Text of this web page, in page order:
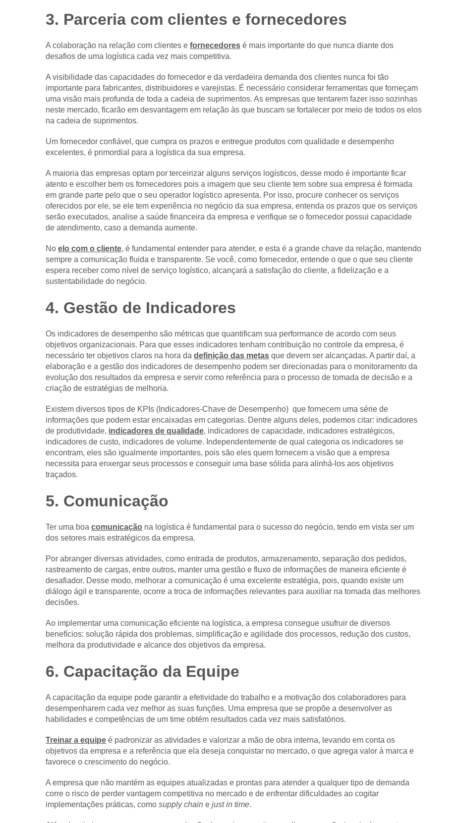
3. Parceria com clientes e fornecedores
A colaboração na relação com clientes e fornecedores é mais importante do que nunca diante dos
desafios de uma logística cada vez mais competitiva.
A visibilidade das capacidades do fornecedor e da verdadeira demanda dos clientes nunca foi tão
importante para fabricantes, distribuidores e varejistas. É necessário considerar ferramentas que forneçam
uma visão mais profunda de toda a cadeia de suprimentos. As empresas que tentarem fazer isso sozinhas
neste mercado, ficarão em desvantagem em relação às que buscam se fortalecer por meio de todos os elos
na cadeia de suprimentos.
Um fornecedor confiável, que cumpra os prazos e entregue produtos com qualidade e desempenho
excelentes, é primordial para a logística da sua empresa.
A maioria das empresas optam por terceirizar alguns serviços logísticos, desse modo é importante ficar
atento e escolher bem os fornecedores pois a imagem que seu cliente tem sobre sua empresa é formada
em grande parte pelo que o seu operador logístico apresenta. Por isso, procure conhecer os serviços
oferecidos por ele, se ele tem experiência no negócio da sua empresa, entenda os prazos que os serviços
serão executados, analise a saúde financeira da empresa e verifique se o fornecedor possui capacidade
de atendimento, caso a demanda aumente.
No elo com o cliente, é fundamental entender para atender, e esta é a grande chave da relação, mantendo
sempre a comunicação fluida e transparente. Se você, como fornecedor, entende o que o que seu cliente
espera receber como nível de serviço logístico, alcançará a satisfação do cliente, a fidelização e a
sustentabilidade do negócio.
4. Gestão de Indicadores
Os indicadores de desempenho são métricas que quantificam sua performance de acordo com seus
objetivos organizacionais. Para que esses indicadores tenham contribuição no controle da empresa, é
necessário ter objetivos claros na hora da definição das metas que devem ser alcançadas. A partir daí, a
elaboração e a gestão dos indicadores de desempenho podem ser direcionadas para o monitoramento da
evolução dos resultados da empresa e servir como referência para o processo de tomada de decisão e a
criação de estratégias de melhoria.
Existem diversos tipos de KPIs (Indicadores-Chave de Desempenho) que fornecem uma série de
informações que podem estar encaixadas em categorias. Dentre alguns deles, podemos citar: indicadores
de produtividade, indicadores de qualidade, indicadores de capacidade, indicadores estratégicos,
indicadores de custo, indicadores de volume. Independentemente de qual categoria os indicadores se
encontram, eles são igualmente importantes, pois são eles quem fornecem a visão que a empresa
necessita para enxergar seus processos e conseguir uma base sólida para alinhá-los aos objetivos
traçados.
5. Comunicação
Ter uma boa comunicação na logística é fundamental para o sucesso do negócio, tendo em vista ser um
dos setores mais estratégicos da empresa.
Por abranger diversas atividades, como entrada de produtos, armazenamento, separação dos pedidos,
rastreamento de cargas, entre outros, manter uma gestão e fluxo de informações de maneira eficiente é
desafiador. Desse modo, melhorar a comunicação é uma excelente estratégia, pois, quando existe um
diálogo ágil e transparente, ocorre a troca de informações relevantes para auxiliar na tomada das melhores
decisões.
Ao implementar uma comunicação eficiente na logística, a empresa consegue usufruir de diversos
benefícios: solução rápida dos problemas, simplificação e agilidade dos processos, redução dos custos,
melhora da produtividade e alcance dos objetivos da empresa.
6. Capacitação da Equipe
A capacitação da equipe pode garantir a efetividade do trabalho e a motivação dos colaboradores para
desempenharem cada vez melhor as suas funções. Uma empresa que se propõe a desenvolver as
habilidades e competências de um time obtém resultados cada vez mais satisfatórios.
Treinar a equipe é padronizar as atividades e valorizar a mão de obra interna, levando em conta os
objetivos da empresa e a referência que ela deseja conquistar no mercado, o que agrega valor à marca e
favorece o crescimento do negócio.
A empresa que não mantém as equipes atualizadas e prontas para atender a qualquer tipo de demanda
corre o risco de perder vantagem competitiva no mercado e de enfrentar dificuldades ao cogitar
implementações práticas, como supply chain e just in time.